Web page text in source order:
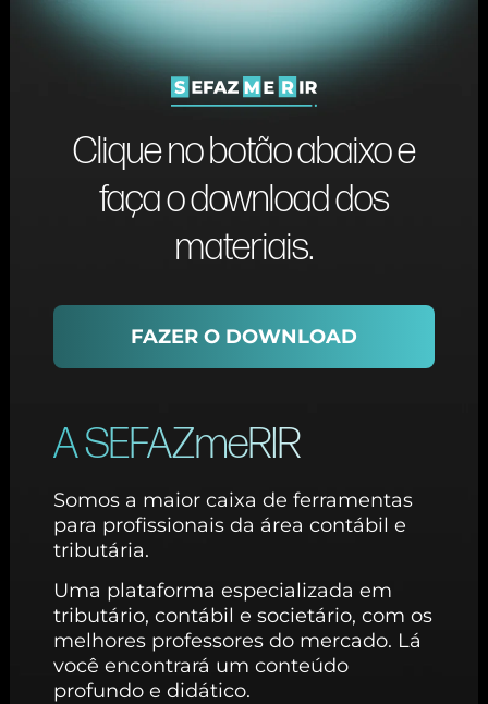
Clique no botão abaixo e
faça o download dos
materiais.
FAZER O DOWNLOAD
A SEFAZmeRIR
Somos a maior caixa de ferramentas
para profissionais da área contábil e
tributária.
Uma plataforma especializada em
tributário, contábil e societário, com os
melhores professores do mercado. Lá
você encontrará um conteúdo
profundo e didático.